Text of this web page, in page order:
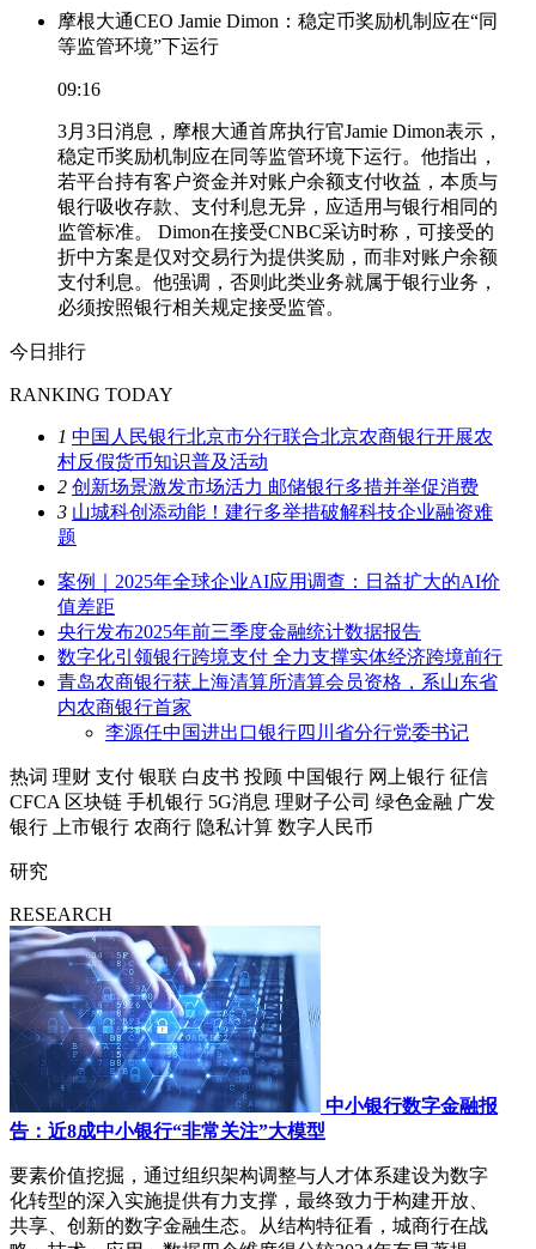
摩根大通CEO Jamie Dimon：稳定币奖励机制应在“同
等监管环境”下运行
09:16
3月3日消息，摩根大通首席执行官Jamie Dimon表示，
稳定币奖励机制应在同等监管环境下运行。他指出，
若平台持有客户资金并对账户余额支付收益，本质与
银行吸收存款、支付利息无异，应适用与银行相同的
监管标准。 Dimon在接受CNBC采访时称，可接受的
折中方案是仅对交易行为提供奖励，而非对账户余额
支付利息。他强调，否则此类业务就属于银行业务，
必须按照银行相关规定接受监管。
今日排行
RANKING TODAY
1 中国人民银行北京市分行联合北京农商银行开展农
村反假货币知识普及活动
2 创新场景激发市场活力 邮储银行多措并举促消费
3 山城科创添动能！建行多举措破解科技企业融资难
题
案例｜2025年全球企业AI应用调查：日益扩大的AI价
值差距
央行发布2025年前三季度金融统计数据报告
数字化引领银行跨境支付 全力支撑实体经济跨境前行
青岛农商银行获上海清算所清算会员资格，系山东省
内农商银行首家
李源任中国进出口银行四川省分行党委书记
热词 理财 支付 银联 白皮书 投顾 中国银行 网上银行 征信
CFCA 区块链 手机银行 5G消息 理财子公司 绿色金融 广发
银行
上市银行 农商行 隐私计算 数字人民币
研究
RESEARCH
中小银行数字金融报
告：近8成中小银行“非常关注”大模型
要素价值挖掘，通过组织架构调整与人才体系建设为数字
化转型的深入实施提供有力支撑，最终致力于构建开放、
共享、创新的数字金融生态。从结构特征看，城商行在战